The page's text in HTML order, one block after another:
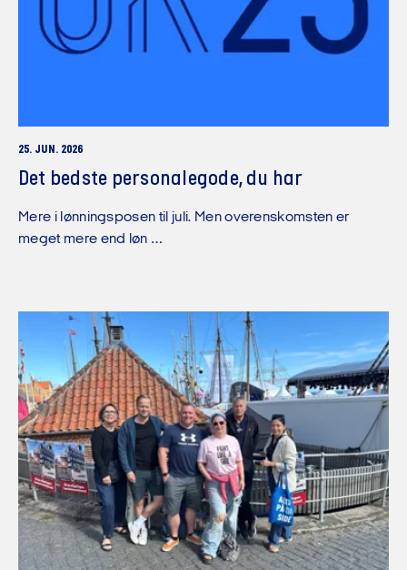
25. JUN. 2026
Det bedste personalegode, du har
Mere i lønningsposen til juli. Men overenskomsten er
meget mere end løn …